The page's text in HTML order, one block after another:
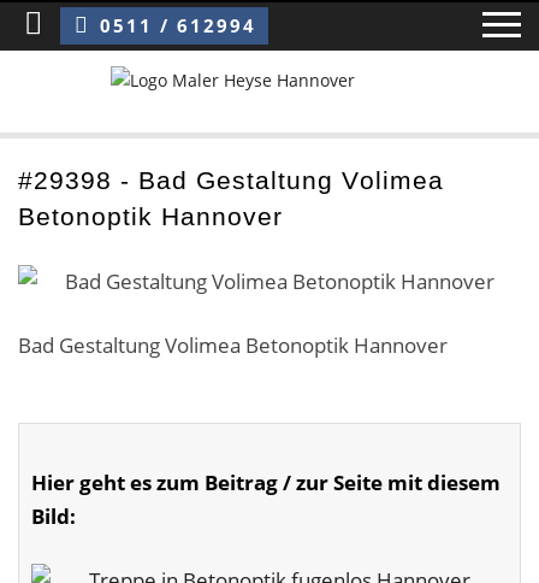
Sie sind hier:Bad Gestaltung Volimea Betonoptik Hannover
0511 / 612994
Home
Blog
Über uns ›
Über uns
Storytelling
#29398 - Bad Gestaltung Volimea
Betonoptik Hannover
Bad Gestaltung Volimea Betonoptik Hannover
Hier geht es zum Beitrag / zur Seite mit diesem
Bild: